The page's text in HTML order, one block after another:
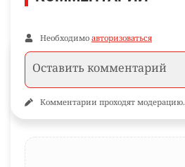
Необходимо авторизоваться
Комментарии проходят модерацию.